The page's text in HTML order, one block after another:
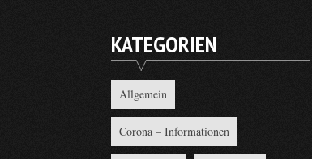
KATEGORIEN
Allgemein
Corona – Informationen